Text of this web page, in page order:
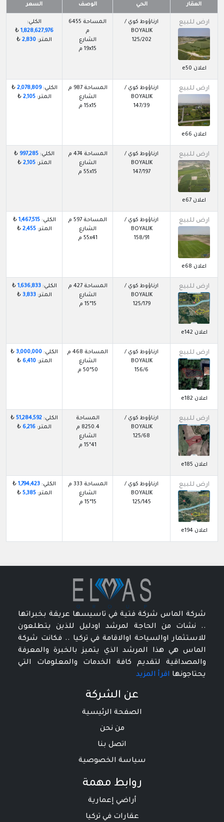
العقار الحي الوصف السعر
ارض للبيع
اعلان e50
ارناؤوط كوي /
BOYALIK
125/202
المساحة 6455
م
الشارع
19x15 م
الكلي:
1,828,627,976
₺
المتر: 2,830
₺
ارض للبيع
اعلان e66
ارناؤوط كوي /
BOYALIK
147/39
المساحة 987 م
الشارع
15x15 م
الكلي:2,078,809
₺
المتر:2,105
₺
ارض للبيع
اعلان e67
ارناؤوط كوي /
BOYALIK
147/197
المساحة 474 م
الشارع
55x15 م
الكلي: 997,285
₺
المتر:2,105
₺
ارض للبيع
اعلان e68
ارناؤوط كوي /
BOYALIK
158/91
المساحة 597 م
الشارع
55x41 م
الكلي:1,467,515
₺
المتر:2,455
₺
ارض للبيع
اعلان e142
ارناؤوط كوي /
BOYALIK
125/179
المساحة 427 م
الشارع
15*15 م
الكلي:1,636,833
₺
المتر:3,833
₺
ارض للبيع
اعلان e182
ارناؤوط كوي /
BOYALIK
156/6
المساحة 468 م
الشارع
50*50 م
الكلي: 3,000,000
₺
المتر:6,410
₺
ارض للبيع
اعلان e185
ارناؤوط كوي /
BOYALIK
125/68
المساحة
8250.4 م
الشارع
41*15 م
الكلي: 51,284,592
₺
المتر: 6,216
₺
ارض للبيع
اعلان e194
ارناؤوط كوي /
BOYALIK
125/145
المساحة 333 م
الشارع
15*15 م
الكلي: 1,794,423
₺
المتر:5,385
₺
شركة الماس شركة فتية في تاسيسها عريقة بخبراتها
.. نشات من الحاجة لمرشد اودليل للذين يتطلعون
للاستثمار اوالسياحة اوالاقامة في تركيا .. فكانت شركة
الماس هي هذا المرشد الذي يتميز بالخبرة والمعرفة
والمصداقية لتقديم كافة الخدمات والمعلومات التي
يحتاجونها اقرأ المزيد
عن الشركة
الصفحة الرئيسية
من نحن
اتصل بنا
سياسة الخصوصية
روابط مهمة
أراضي إعمارية
عقارات في تركيا